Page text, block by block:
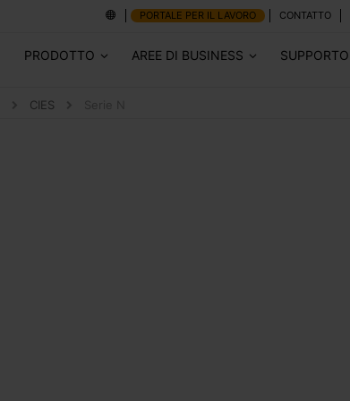
PORTALE PER IL LAVORO CONTATTO
PRODOTTO AREE DI BUSINESS SUPPORTO
CIES